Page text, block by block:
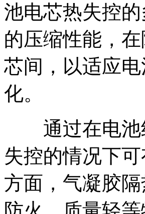
池电芯热失控
的压缩性能，
芯间，以适应
化。
通过在电池
失控的情况下
方面，气凝胶